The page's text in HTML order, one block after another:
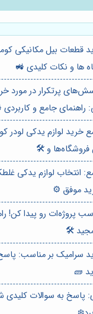
قطعات بیل مکانیکی
ها و نکات کلیدی 🚜
پرتکرار در مورد
راهنمای جامع و کاربردی
خرید لوازم یدکی لودر
فروشگاه‌ها و 🛠️
انتخاب لوازم یدکی
موفق ⚙️
پروژه‌ات رو پیدا کن!
مجید 🛠️
سرامیک بر مناسب:
🧱
پاسخ به سوالات کلیدی